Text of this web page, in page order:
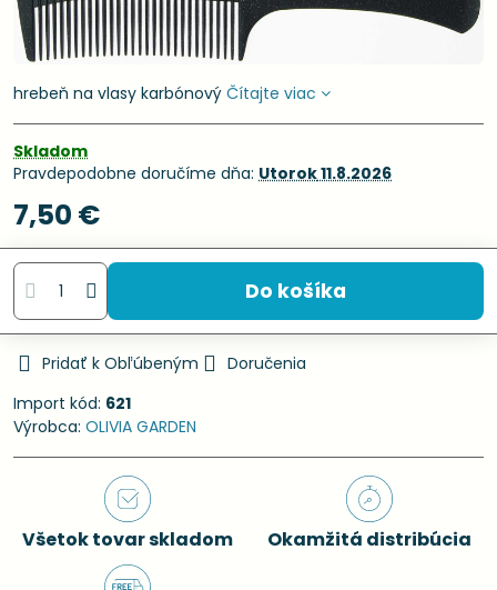
hrebeň na vlasy karbónový Čítajte viac
Skladom
Pravdepodobne doručíme dňa: Utorok11.8.2026
7,50 €
Do košíka
Pridať k Obľúbeným
Doručenia
Import kód: 621
Výrobca: OLIVIA GARDEN
Všetok tovar skladom Okamžitá distribúcia